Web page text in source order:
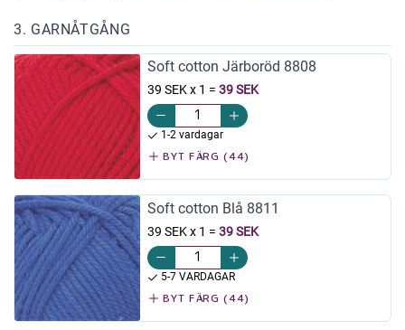
3. GARNÅTGÅNG
Soft cotton Järboröd 8808
39 SEK x 1 = 39 SEK
1-2 vardagar
BYT FÄRG (44)
Soft cotton Blå 8811
39 SEK x 1 = 39 SEK
5-7 VARDAGAR
BYT FÄRG (44)